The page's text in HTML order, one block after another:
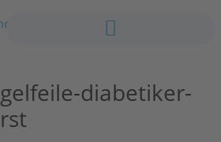
diabetiker-